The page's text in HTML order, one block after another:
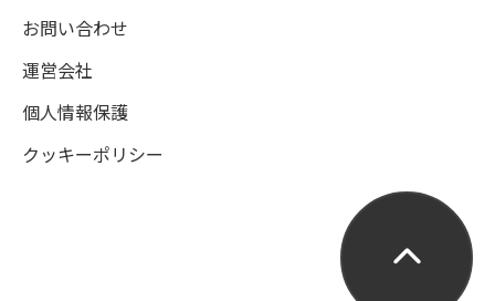
お問い合わせ
運営会社
個人情報保護
クッキーポリシー